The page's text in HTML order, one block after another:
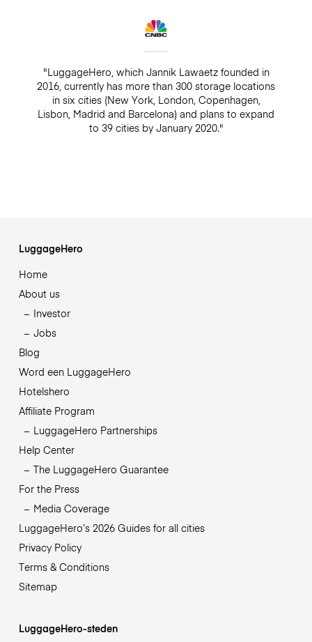
"LuggageHero, which Jannik Lawaetz founded in
2016, currently has more than 300 storage locations
in six cities (New York, London, Copenhagen,
Lisbon, Madrid and Barcelona) and plans to expand
to 39 cities by January 2020."
LuggageHero
Home
About us
Investor
Jobs
Blog
Word een LuggageHero
Hotelshero
Affiliate Program
LuggageHero Partnerships
Help Center
The LuggageHero Guarantee
For the Press
Media Coverage
LuggageHero’s 2026 Guides for all cities
Privacy Policy
Terms & Conditions
Sitemap
LuggageHero-steden